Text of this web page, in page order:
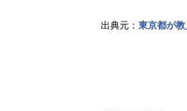
出典元： 東京都が